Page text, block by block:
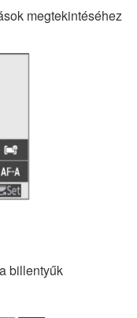
megtekintéséhez
billentyűk